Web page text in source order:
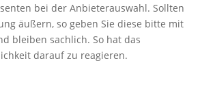
bei der Anbieterauswahl. Sollten
äußern, so geben Sie diese bitte mit
bleiben sachlich. So hat das
darauf zu reagieren.